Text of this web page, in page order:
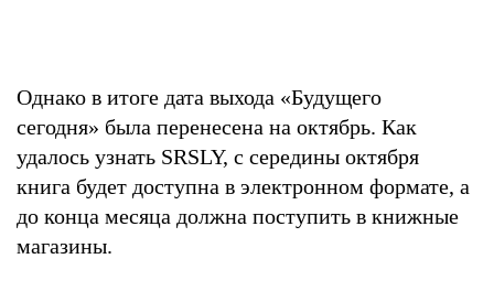
Однако в итоге дата выхода «Будущего
сегодня» была перенесена на октябрь. Как
удалось узнать SRSLY, с середины октября
книга будет доступна в электронном формате, а
до конца месяца должна поступить в книжные
магазины.